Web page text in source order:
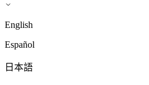
English
Español
日本語